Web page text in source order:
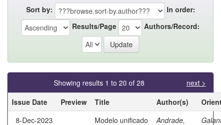
Sort by:
In order:
Results/Page
Authors/Record:
Showing results 1 to 20 of 28
next >
Issue Date
Preview Title Author(s)
8-Dec-2023
Modelo unificado
Andrade,